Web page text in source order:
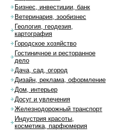
Бизнес, инвестиции, банк
Ветеринария, зообизнес
Геология, геодезия,
картография
Городское хозяйство
Гостиничное и ресторанное
дело
Дача, сад, огород
Дизайн, реклама, оформление
Дом, интерьер
Досуг и увлечения
Железнодорожный транспорт
Индустрия красоты,
косметика, парфюмерия